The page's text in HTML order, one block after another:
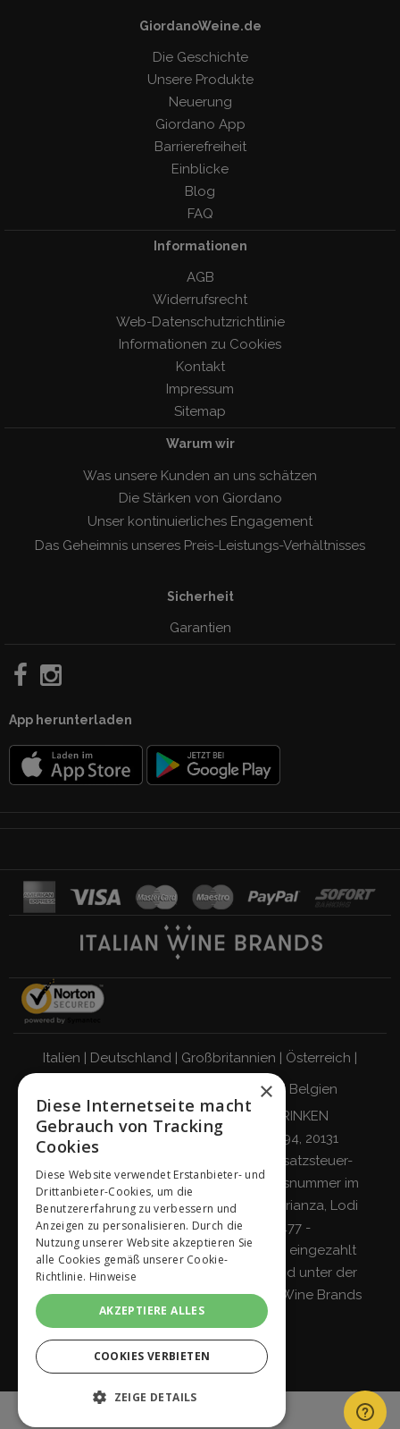
GiordanoWeine.de
Die Geschichte
Unsere Produkte
Neuerung
Giordano App
Barrierefreiheit
Einblicke
Blog
FAQ
Informationen
AGB
Widerrufsrecht
Web-Datenschutzrichtlinie
Informationen zu Cookies
Kontakt
Impressum
Sitemap
Warum wir
Was unsere Kunden an uns schätzen
Die Stärken von Giordano
Unser kontinuierliches Engagement
Das Geheimnis unseres Preis-Leistungs-Verhàltnisses
Sicherheit
Garantien
App herunterladen
Italien | Deutschland | Großbritannien | Österreich |
Frankreich | Belgien
VERANTWORTUNGSBEWUSST TRINKEN
Giordano Vini S.p.A.
Viale Abruzzi 94, 20131
Mailand – Italien - Steuernummer, Umsatzsteuer-
Identifikationsnummer und Eintragungsnummer im
Handelsregister von Mailand, Monza-Brianza, Lodi
04642870960 - R.E.A. MI-2564477 -
Gesellschaftskapital 500.000 Euro voll eingezahlt
Gesellschaft mit einzigem Teilhaber und unter der
Leitung und Koordinierung vonItalian Wine Brands
S.p.A.
×
Diese Internetseite macht
Gebrauch von Tracking
Cookies
Diese Website verwendet Erstanbieter- und
Drittanbieter-Cookies, um die
Benutzererfahrung zu verbessern und
Anzeigen zu personalisieren. Durch die
Nutzung unserer Website akzeptieren Sie
alle Cookies gemäß unserer Cookie-
Richtlinie. Hinweise
AKZEPTIERE ALLES
COOKIES VERBIETEN
ZEIGE DETAILS